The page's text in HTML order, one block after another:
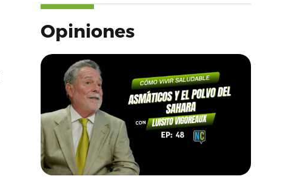
Opiniones